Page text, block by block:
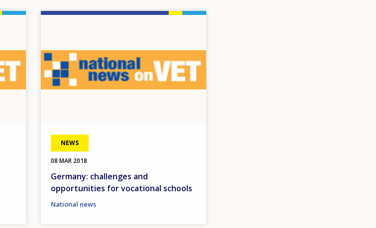
NEWS
08 MAR 2018
Germany: challenges and
opportunities for vocational schools
National news